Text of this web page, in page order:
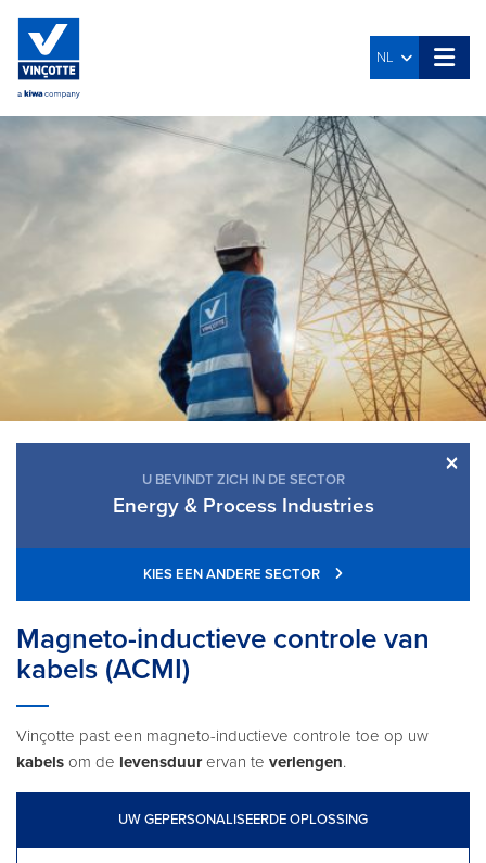
NL
×
U BEVINDT ZICH IN DE SECTOR
Energy & Process Industries
KIES EEN ANDERE SECTOR
Magneto-inductieve controle van
kabels (ACMI)
Vinçotte past een magneto-inductieve controle toe op uw
kabels om de levensduurervan te verlengen.
UW GEPERSONALISEERDE OPLOSSING